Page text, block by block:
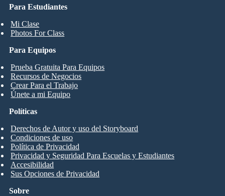
Para Estudiantes
Mi Clase
Photos For Class
Para Equipos
Prueba Gratuita Para Equipos
Recursos de Negocios
Crear Para el Trabajo
Únete a mi Equipo
Sobre
Políticas
Derechos de Autor y uso del Storyboard
Condiciones de uso
Política de Privacidad
Privacidad y Seguridad Para Escuelas y Estudiantes
Accesibilidad
Sus Opciones de Privacidad